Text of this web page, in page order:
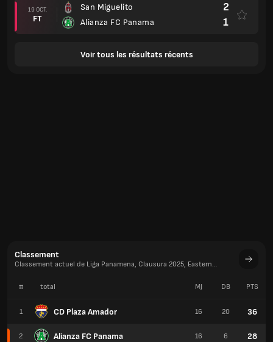
19 OCT.
FT
San Miguelito
Alianza FC Panama
2
1
Voir tous les résultats récents
Classement
Classement actuel de Liga Panamena, Clausura 2025, Eastern
#
total
1 CD Plaza Amador
2 Alianza FC Panama
MJ DB PTS
16 20 36
16 6 28